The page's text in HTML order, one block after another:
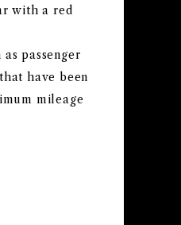
with a red
passenger
have been
mileage